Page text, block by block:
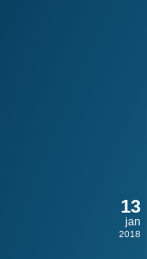
13
jan
2018